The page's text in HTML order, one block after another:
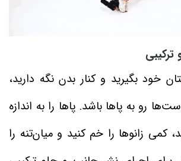
خود بگیرید و کنار بدن نگه دارید،
رو به پاها باشد. پاها را به اندازه
کمی زانوها را خم کنید و میان‌تنه را